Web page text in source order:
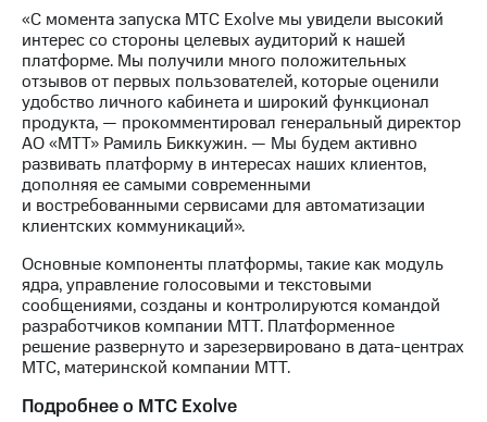
акций
Дивиденды
Рынок
облигаций
Описание
Еврооблигации-2023
Уведомление
о
погашении
именных
облигаций
Другое
Регистратор
Реквизиты
Контакты
развитие
деловая этика
«С момента запуска МТС Exolve мы увидели высокий
интерес со стороны целевых аудиторий к нашей
платформе. Мы получили много положительных
отзывов от первых пользователей, которые оценили
удобство личного кабинета и широкий функционал
продукта, — прокомментировал генеральный директор
АО «МТТ» Рамиль Биккужин. — Мы будем активно
развивать платформу в интересах наших клиентов,
дополняя ее самыми современными
и востребованными сервисами для автоматизации
клиентских коммуникаций».
Основные компоненты платформы, такие как модуль
ядра, управление голосовыми и текстовыми
сообщениями, созданы и контролируются командой
разработчиков компании МТТ. Платформенное
решение развернуто и зарезервировано в дата-центрах
МТС, материнской компании МТТ.
Подробнее о МТС Exolve